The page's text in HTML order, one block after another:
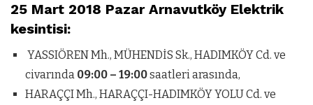
25 Mart 2018 Pazar Arnavutköy Elektrik
kesintisi:
YASSIÖREN Mh., MÜHENDİS Sk., HADIMKÖY Cd. ve
civarında 09:00 – 19:00saatleri arasında,
HARAÇÇI Mh., HARAÇÇI-HADIMKÖY YOLU Cd. ve